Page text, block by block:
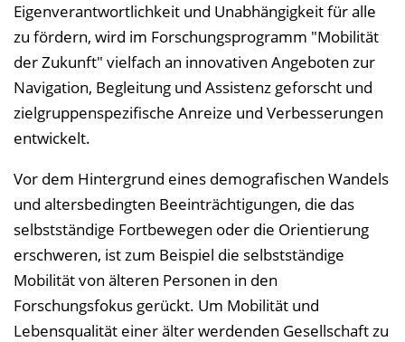
n
b
l
e
n
e
n
Eigenverantwortlichkeit und Unabhängigkeit für alle
zu fördern, wird im Forschungsprogramm "Mobilität
der Zukunft" vielfach an innovativen Angeboten zur
Navigation, Begleitung und Assistenz geforscht und
zielgruppenspezifische Anreize und Verbesserungen
entwickelt.
Vor dem Hintergrund eines demografischen Wandels
und altersbedingten Beeinträchtigungen, die das
selbstständige Fortbewegen oder die Orientierung
erschweren, ist zum Beispiel die selbstständige
Mobilität von älteren Personen in den
Forschungsfokus gerückt. Um Mobilität und
Lebensqualität einer älter werdenden Gesellschaft zu